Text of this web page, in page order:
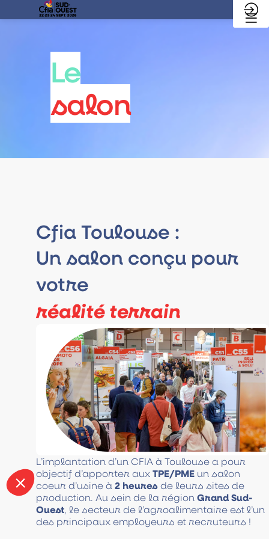
Le
salon
Cfia Toulouse :
Un salon conçu pour
votre
réalité terrain
L’implantation d’un CFIA à Toulouse a pour
objectif d’apporter aux TPE/PME un salon
coeur d’usine à 2 heuresde leurs sites de
production. Au sein de la région Grand Sud-
Ouest, le secteur de l’agroalimentaire est l’un
des principaux employeurs et recruteurs !